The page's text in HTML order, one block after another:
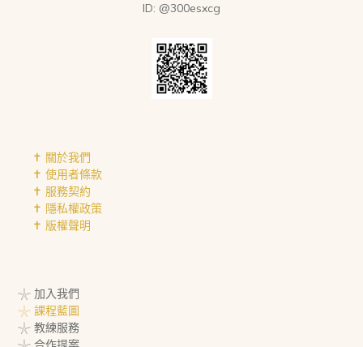
ID: @300esxcg
✝︎ 關於我們
✝︎ 使用者條款
✝︎ 服務契約
✝︎ 隱私權政策
✝︎ 版權聲明
𓇼 加入我們
𓇼 課程藍圖
𓇼 教練服務